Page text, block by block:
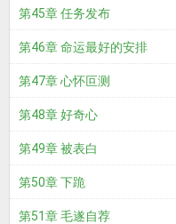
第45章 任务发布
第46章 命运最好的安排
第47章 心怀叵测
第48章 好奇心
第49章 被表白
第50章 下跪
第51章 毛遂自荐